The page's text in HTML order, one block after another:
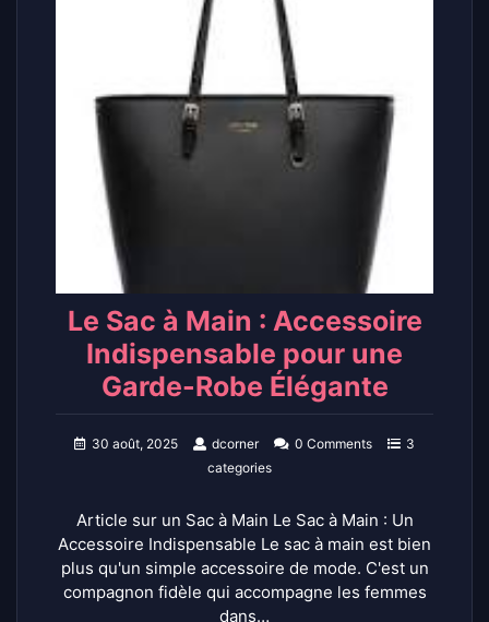
Le Sac à Main : Accessoire
Indispensable pour une
Garde-Robe Élégante
30 août, 2025 dcorner 0 Comments
3
categories
Article sur un Sac à Main Le Sac à Main : Un
Accessoire Indispensable Le sac à main est bien
plus qu'un simple accessoire de mode. C'est un
compagnon fidèle qui accompagne les femmes
dans…